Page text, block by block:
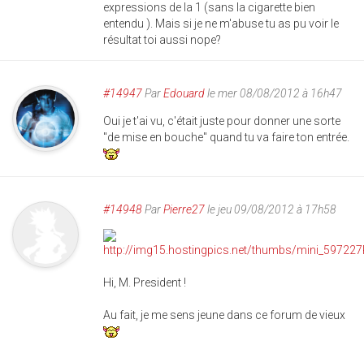
expressions de la 1 (sans la cigarette bien
entendu ). Mais si je ne m'abuse tu as pu voir le
résultat toi aussi nope?
#14947ParEdouardle mer 08/08/2012 à 16h47
Oui je t'ai vu, c'était juste pour donner une sorte
"de mise en bouche" quand tu va faire ton entrée.
#14948ParPierre27le jeu 09/08/2012 à 17h58
Hi, M. President !
Au fait, je me sens jeune dans ce forum de vieux